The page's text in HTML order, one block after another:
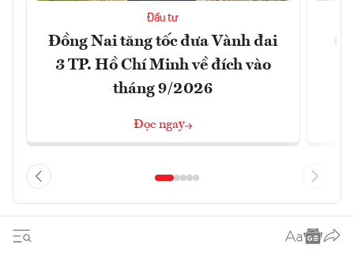
Đầu tư
Đồng Nai tăng tốc đưa Vành đai
3 TP. Hồ Chí Minh về đích vào
tháng 9/2026
Đọc ngay